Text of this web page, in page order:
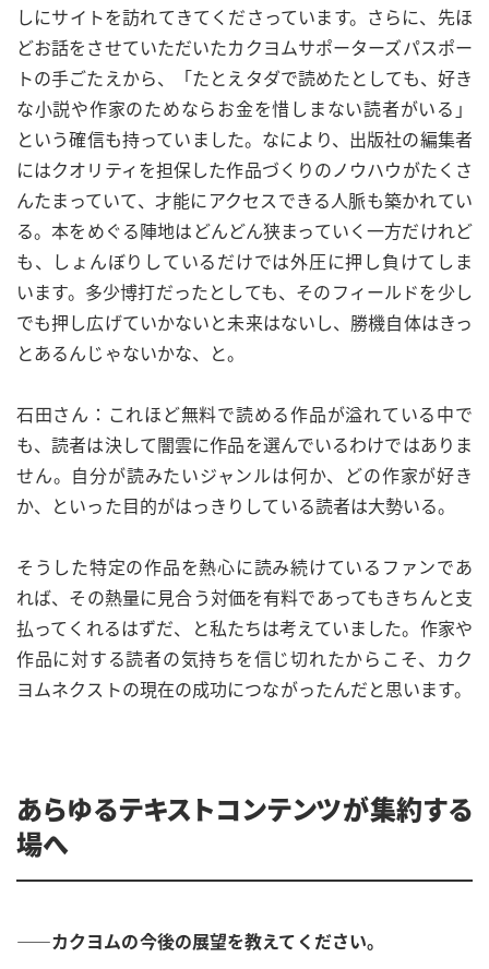
しにサイトを訪れてきてくださっています。さらに、先ほ
どお話をさせていただいたカクヨムサポーターズパスポー
トの手ごたえから、「たとえタダで読めたとしても、好き
な小説や作家のためならお金を惜しまない読者がいる」
という確信も持っていました。なにより、出版社の編集者
にはクオリティを担保した作品づくりのノウハウがたくさ
んたまっていて、才能にアクセスできる人脈も築かれてい
る。本をめぐる陣地はどんどん狭まっていく一方だけれど
も、しょんぼりしているだけでは外圧に押し負けてしま
います。多少博打だったとしても、そのフィールドを少し
でも押し広げていかないと未来はないし、勝機自体はきっ
とあるんじゃないかな、と。
石田さん：これほど無料で読める作品が溢れている中で
も、読者は決して闇雲に作品を選んでいるわけではありま
せん。自分が読みたいジャンルは何か、どの作家が好き
か、といった目的がはっきりしている読者は大勢いる。
そうした特定の作品を熱心に読み続けているファンであ
れば、その熱量に見合う対価を有料であってもきちんと支
払ってくれるはずだ、と私たちは考えていました。作家や
作品に対する読者の気持ちを信じ切れたからこそ、カク
ヨムネクストの現在の成功につながったんだと思います。
あらゆるテキストコンテンツが集約する
場へ
——カクヨムの今後の展望を教えてください。